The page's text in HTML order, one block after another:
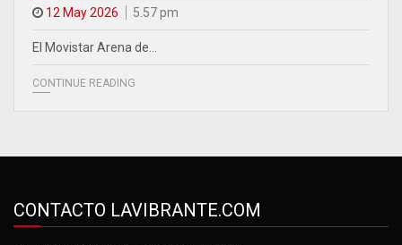
12 May 2026 5.57 pm
El Movistar Arena de…
CONTINUE READING
CONTACTO LAVIBRANTE.COM